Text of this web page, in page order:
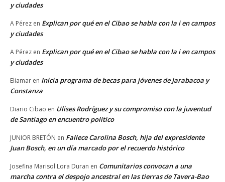
y ciudades
A Pérez en Explican por qué en el Cibao se habla con la i en campos
y ciudades
A Pérez en Explican por qué en el Cibao se habla con la i en campos
y ciudades
Eliamar en Inicia programa de becas para jóvenes de Jarabacoa y
Constanza
Diario Cibao en Ulises Rodríguez y su compromiso con la juventud
de Santiago en encuentro político
JUNIOR BRETÓN en Fallece Carolina Bosch, hija del expresidente
Juan Bosch, en un día marcado por el recuerdo histórico
Josefina Marisol Lora Duran en Comunitarios convocan a una
marcha contra el despojo ancestral en las tierras de Tavera-Bao